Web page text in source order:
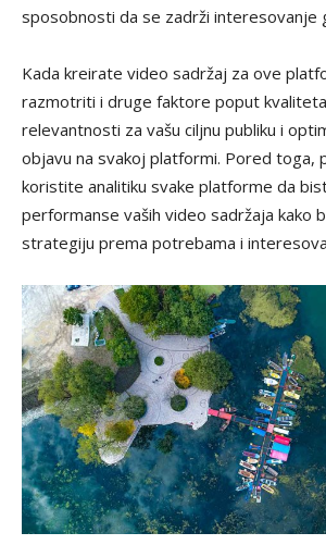
sposobnosti da se zadrži interesovanje
Kada kreirate video sadržaj za ove
razmotriti i druge faktore poput
relevantnosti za vašu ciljnu publiku i
objavu na svakoj platformi. Pored toga,
koristite analitiku svake platforme da
performanse vaših video sadržaja kako
strategiju prema potrebama i